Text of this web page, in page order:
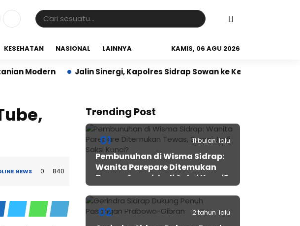
KESEHATAN NASIONAL LAINNYA KAMIS, 06 AGU 2026
Jalin Sinergi, Kapolres Sidrap Sowan ke Ketua NU Sidrap
NEWS 0 840
Trending Post
01 11 bulan lalu
Pembunuhan di Wisma Sidrap:
Wanita Parepare Ditemukan
Tewas, Suami Jadi Saksi Kunci?
02 2 tahun lalu